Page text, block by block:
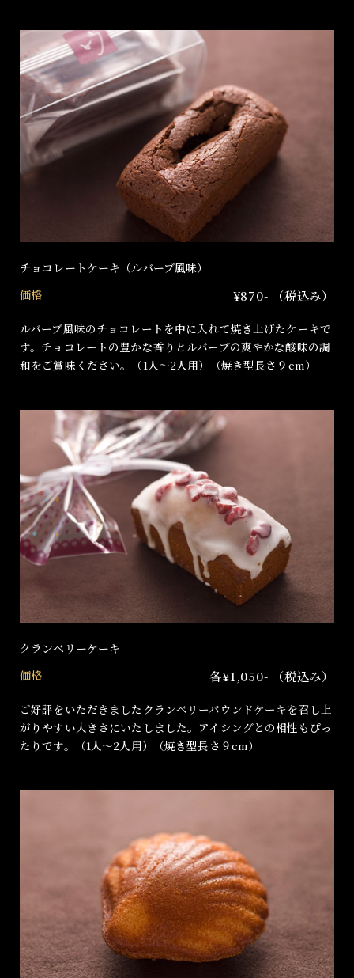
チョコレートケーキ（ルバーブ風味）
価格
¥870- （税込み）
ルバーブ風味のチョコレートを中に入れて焼き上げたケーキで
す。チョコレートの豊かな香りとルバーブの爽やかな酸味の調
和をご賞味ください。（1人〜2人用）（焼き型長さ９cm）
クランベリーケーキ
価格
各¥1,050- （税込み）
ご好評をいただきましたクランベリーパウンドケーキを召し上
がりやすい大きさにいたしました。アイシングとの相性もぴっ
たりです。（1人〜2人用）（焼き型長さ９cm）